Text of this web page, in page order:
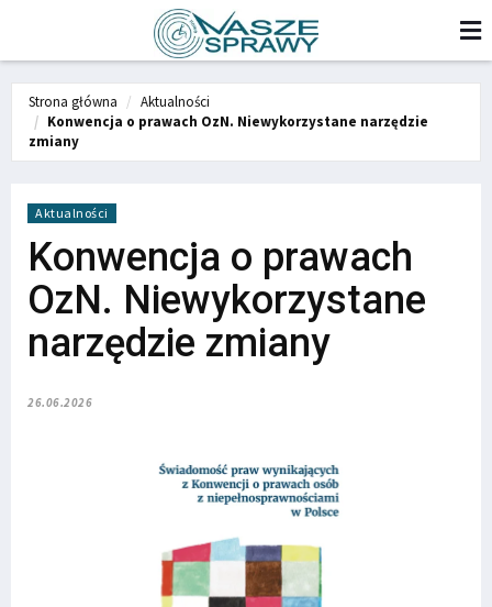
Strona główna
Aktualności
Konwencja o prawach OzN. Niewykorzystane narzędzie
zmiany
Aktualności
Konwencja o prawach
OzN. Niewykorzystane
narzędzie zmiany
26.06.2026